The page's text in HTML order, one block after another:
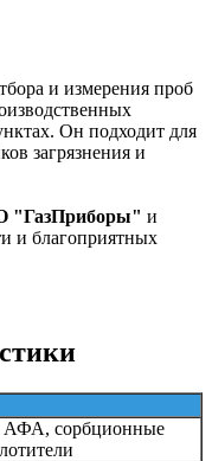
и измерения проб
Он подходит для
загрязнения и
"ГазПриборы" и
и благоприятных
АФА, сорбционные